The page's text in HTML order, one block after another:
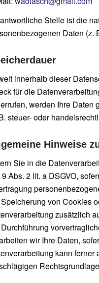
Stelle ist die
Daten (z.
innerhalb dieser
für die
werden Ihre Daten
steuer- oder
Hinweise
Sie in die
9 Abs. 2 lit. a DSGVO,
von Cookies
zusätzlich
wir Ihre Daten,
kann ferner